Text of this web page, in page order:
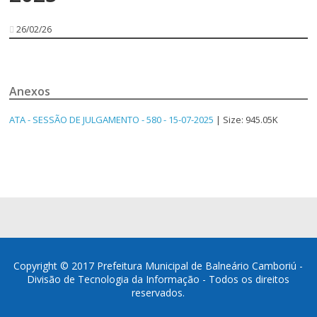
26/02/26
Anexos
ATA - SESSÃO DE JULGAMENTO - 580 - 15-07-2025 | Size: 945.05K
Copyright © 2017 Prefeitura Municipal de Balneário Camboriú -
Divisão de Tecnologia da Informação - Todos os direitos
reservados.